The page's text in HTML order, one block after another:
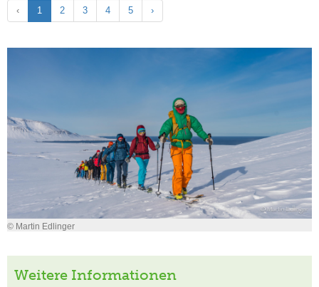
‹ 1 2 3 4 5 ›
© Martin Edlinger
Weitere Informationen